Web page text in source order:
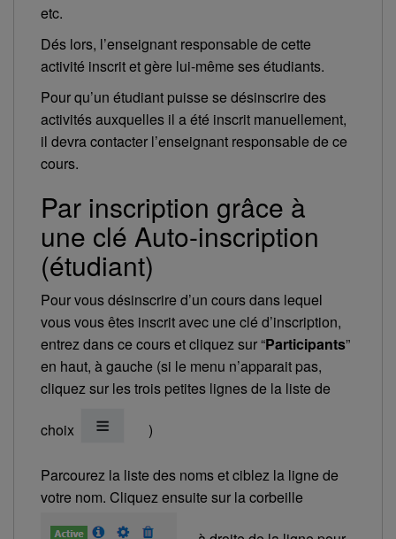
etc.
Dés lors, l’enseignant responsable de cette
activité inscrit et gère lui-même ses étudiants.
Pour qu’un étudiant puisse se désinscrire des
activités auxquelles il a été inscrit manuellement,
il devra contacter l’enseignant responsable de ce
cours.
Par inscription grâce à
une clé Auto-inscription
(étudiant)
Pour vous désinscrire d’un cours dans lequel
vous vous êtes inscrit avec une clé d’inscription,
entrez dans ce cours et cliquez sur “Participants”
en haut, à gauche (si le menu n’apparait pas,
cliquez sur les trois petites lignes de la liste de
choix )
Parcourez la liste des noms et ciblez la ligne de
votre nom. Cliquez ensuite sur la corbeille